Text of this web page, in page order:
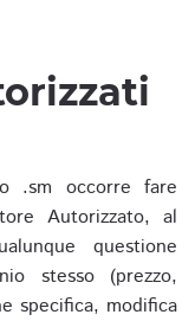
.sm occorre fare
Autorizzato, al
questione
stesso (prezzo,
specifica, modifica